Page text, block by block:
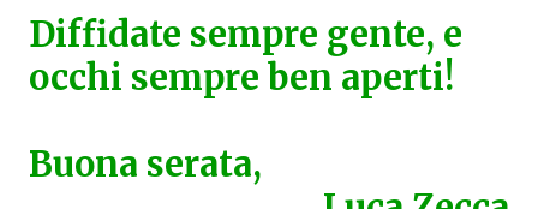
Diffidate sempre gente, e
occhi sempre ben aperti!
Buona serata,